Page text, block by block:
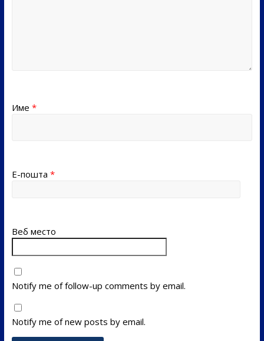
Име *
Е-пошта *
Веб место
Notify me of follow-up comments by email.
Notify me of new posts by email.